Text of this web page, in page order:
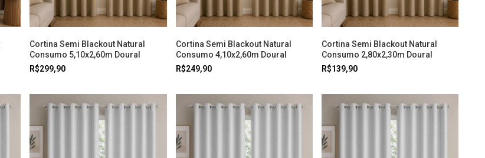
Cortina Semi Blackout Natural
Consumo 5,10x2,60m Doural
R$299,90
Cortina Semi Blackout Natural
Consumo 4,10x2,60m Doural
R$249,90
Cortina Semi Blackout Natural
Consumo 2,80x2,30m Doural
R$139,90